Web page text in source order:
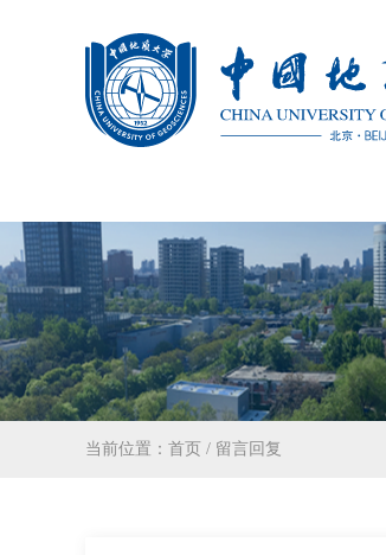
当前位置： 首页 / 留言回复